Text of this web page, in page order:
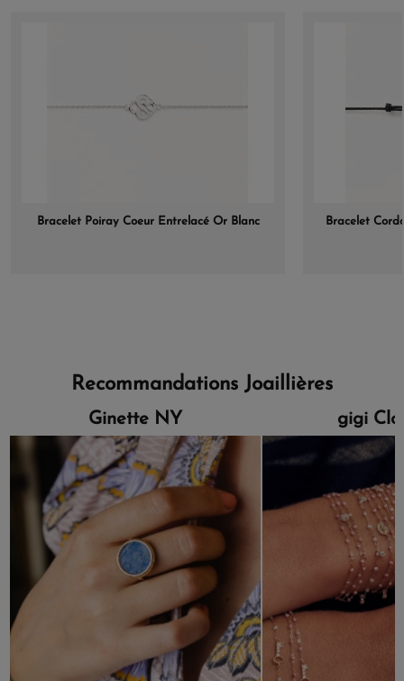
Bracelet Poiray Coeur Entrelacé Or Blanc Bracelet
Recommandations Joaillières
Ginette NY gigi